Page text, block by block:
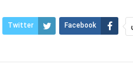
Facebook
Twitter